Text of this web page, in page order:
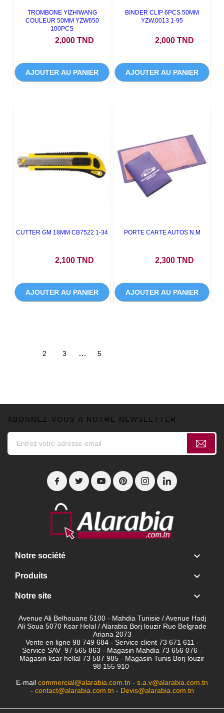
TROMBONE YIZHIWANG
COULEUR 50MM YZW650
100PCS
2,000 TND
AJOUTER AU PANIER
BINDER CLIP 6PCS 50MM
YZW.0013 1-95
2,000 TND
AJOUTER AU PANIER
CUTTER GM 18MM CB7522 1-34
2,100 TND
AJOUTER AU PANIER
PORTE CARTE AUTOS N.M
2,300 TND
AJOUTER AU PANIER
2 3 … 5
ABONNEZ-VOUS À NOTRE NEWSLETTER
Notre société 
Produits 
Notre site 
Avenue Ali Belhouane 5100 - Mahdia Tunisie / Avenue Hadj
Ali Soua 5070 Ksar Helal / Alarabia Borj louzir Rue Belgrade
Ariana 2073
Vente en ligne 98 749 684 - Service client 73 671 611 -
Service SAV 97 565 863 - Magasin Mahdia 73 656 076 -
Magasin ksar hellal 73 587 985 - Magasin Tunis Borj louzir
98 155 910
E-mail commercial@alarabia.com.tn - s.a.v@alarabia.com.tn
- contact@alarabia.com.tn - Devis@alarabia.com.tn